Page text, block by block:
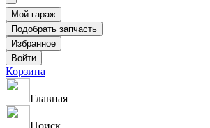
Корзина
Главная
Поиск